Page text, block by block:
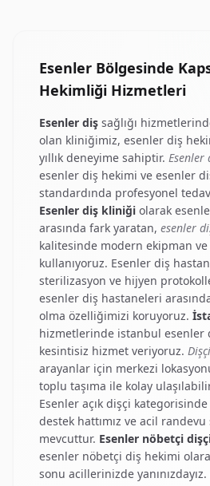
Esenler Bölgesinde
Hekimliği Hizmetleri
Esenler diş sağlığı
olan kliniğimiz, esenler diş
yıllık deneyime sahiptir. Esenler
esenler diş hekimi ve esenler
standardında profesyonel
Esenler diş kliniği olarak
arasında fark yaratan, esenler
kalitesinde modern ekipman
kullanıyoruz. Esenler diş
sterilizasyon ve hijyen
esenler diş hastaneleri
olma özelliğimizi koruyoruz.
hizmetlerinde istanbul esenler
kesintisiz hizmet veriyoruz.
arayanlar için merkezi
toplu taşıma ile kolay
Esenler açık dişçi
destek hattımız ve acil
mevcuttur. Esenler nöbetçi
esenler nöbetçi diş hekimi
sonu acillerinizde yanınızdayız.